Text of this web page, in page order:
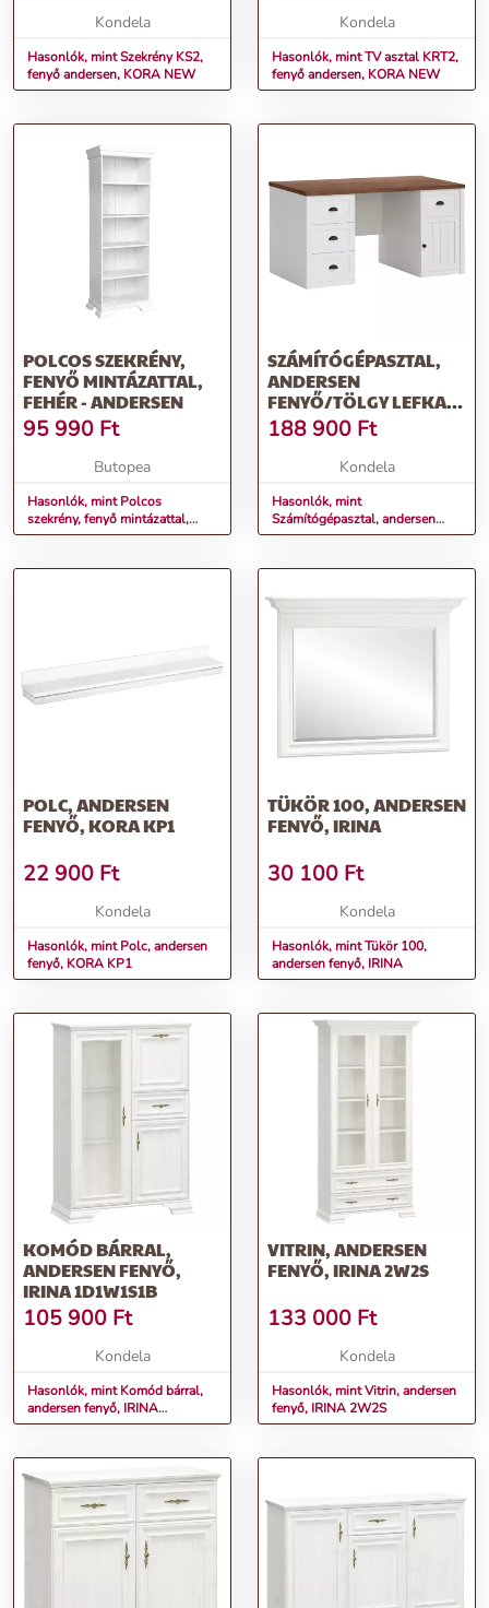
Kondela
Hasonlók, mint Szekrény KS2,
fenyő andersen, KORA NEW
Kondela
Hasonlók, mint TV asztal KRT2,
fenyő andersen, KORA NEW
POLCOS SZEKRÉNY,
FENYŐ MINTÁZATTAL,
FEHÉR - ANDERSEN
95 990 Ft
Butopea
Hasonlók, mint Polcos
szekrény, fenyő mintázattal,
fehér - ANDERSEN
SZÁMÍTÓGÉPASZTAL,
ANDERSEN
FENYŐ/TÖLGY LEFKAS,
PROVANCE B1
188 900 Ft
Kondela
Hasonlók, mint
Számítógépasztal, andersen
fenyő/tölgy lefkas, PROVANCE
POLC, ANDERSEN
FENYŐ, KORA KP1
22 900 Ft
Kondela
Hasonlók, mint Polc, andersen
fenyő, KORA KP1
TÜKÖR 100, ANDERSEN
FENYŐ, IRINA
30 100 Ft
Kondela
Hasonlók, mint Tükör 100,
andersen fenyő, IRINA
KOMÓD BÁRRAL,
ANDERSEN FENYŐ,
IRINA 1D1W1S1B
105 900 Ft
Kondela
Hasonlók, mint Komód bárral,
andersen fenyő, IRINA
1D1W1S1B
VITRIN, ANDERSEN
FENYŐ, IRINA 2W2S
133 000 Ft
Kondela
Hasonlók, mint Vitrin, andersen
fenyő, IRINA 2W2S